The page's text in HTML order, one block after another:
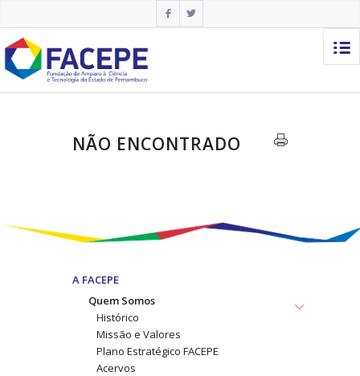
NÃO ENCONTRADO
A FACEPE
Quem Somos
Histórico
Missão e Valores
Plano Estratégico FACEPE
Acervos